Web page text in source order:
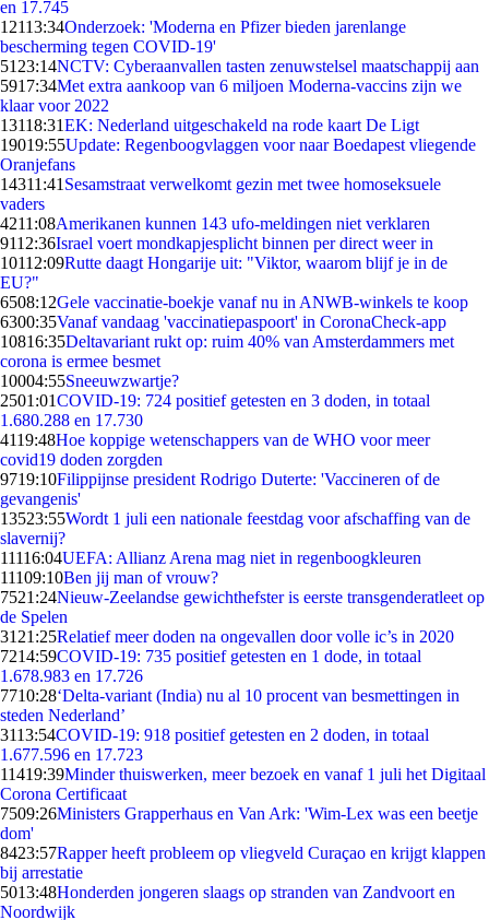
en 17.745
12113:34Onderzoek: 'Moderna en Pfizer bieden jarenlange
bescherming tegen COVID-19'
51 23:14NCTV: Cyberaanvallen tasten zenuwstelsel maatschappij aan
5917:34Met extra aankoop van 6 miljoen Moderna-vaccins zijn we
klaar voor 2022
13118:31EK: Nederland uitgeschakeld na rode kaart De Ligt
19019:55Update: Regenboogvlaggen voor naar Boedapest vliegende
Oranjefans
14311:41 Sesamstraat verwelkomt gezin met twee homoseksuele
vaders
4211:08Amerikanen kunnen 143 ufo-meldingen niet verklaren
9112:36Israel voert mondkapjesplicht binnen per direct weer in
10112:09Rutte daagt Hongarije uit: "Viktor, waarom blijf je in de
EU?"
6508:12Gele vaccinatie-boekje vanaf nu in ANWB-winkels te koop
6300:35Vanaf vandaag 'vaccinatiepaspoort' in CoronaCheck-app
10816:35Deltavariant rukt op: ruim 40% van Amsterdammers met
corona is ermee besmet
10004:55Sneeuwzwartje?
2501:01COVID-19: 724 positief getesten en 3 doden, in totaal
1.680.288 en 17.730
4119:48Hoe koppige wetenschappers van de WHO voor meer
covid19 doden zorgden
9719:10Filippijnse president Rodrigo Duterte: 'Vaccineren of de
gevangenis'
13523:55Wordt 1 juli een nationale feestdag voor afschaffing van de
slavernij?
11116:04UEFA: Allianz Arena mag niet in regenboogkleuren
11109:10Ben jij man of vrouw?
7521:24Nieuw-Zeelandse gewichthefster is eerste transgenderatleet op
de Spelen
31 21:25Relatief meer doden na ongevallen door volle ic’s in 2020
7214:59COVID-19: 735 positief getesten en 1 dode, in totaal
1.678.983 en 17.726
7710:28‘Delta-variant (India) nu al 10 procent van besmettingen in
steden Nederland’
3113:54COVID-19: 918 positief getesten en 2 doden, in totaal
1.677.596 en 17.723
11419:39Minder thuiswerken, meer bezoek en vanaf 1 juli het Digitaal
Corona Certificaat
7509:26Ministers Grapperhaus en Van Ark: 'Wim-Lex was een beetje
dom'
8423:57Rapper heeft probleem op vliegveld Curaçao en krijgt klappen
bij arrestatie
5013:48Honderden jongeren slaags op stranden van Zandvoort en
Noordwijk